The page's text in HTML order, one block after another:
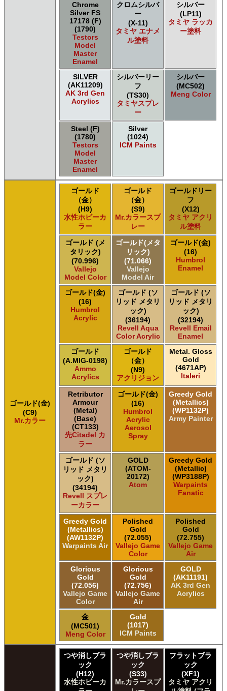
Chrome
Silver FS
17178 (F)
(1790)
Testors
Model
Master
Enamel
クロムシルバ
ー
(X-11)
タミヤ エナメ
ル塗料
シルバー
(LP11)
タミヤ ラッカ
ー塗料
SILVER
(AK11209)
AK 3rd Gen
Acrylics
シルバーリー
フ
(TS30)
タミヤスプレ
ー
シルバー
(MC502)
Meng Color
Steel (F)
(1780)
Testors
Model
Master
Enamel
Silver
(1024)
ICM Paints
ゴールド(金)
(C9)
Mr.カラー
ゴールド
（金）
(H9)
水性ホビーカ
ラー
ゴールド
（金）
(S9)
Mr.カラースプ
レー
ゴールドリー
フ
(X12)
タミヤ アクリ
ル塗料
ゴールド (メ
タリック)
(70.996)
Vallejo
Model Color
ゴールド(メタ
リック)
(71.066)
Vallejo
Model Air
ゴールド(金)
(16)
Humbrol
Enamel
ゴールド(金)
(16)
Humbrol
Acrylic
ゴールド (ソ
リッド メタリ
ック)
(36194)
Revell Aqua
Color Acrylic
ゴールド (ソ
リッド メタリ
ック)
(32194)
Revell Email
Enamel
ゴールド
(A.MIG-0198)
Ammo
Acrylics
ゴールド
（金）
(N9)
アクリジョン
Metal. Gloss
Gold
(4671AP)
Italeri
Retributor
Armour
(Metal)
(Base)
(CT133)
先Citadel カ
ラー
ゴールド(金)
(16)
Humbrol
Acrylic
Aerosol
Spray
Greedy Gold
(Metallics)
(WP1132P)
Army Painter
ゴールド (ソ
リッド メタリ
ック)
(34194)
Revell スプレ
ーカラー
GOLD
(ATOM-
20172)
Atom
Greedy Gold
(Metallic)
(WP3188P)
Warpaints
Fanatic
Greedy Gold
(Metallics)
(AW1132P)
Warpaints Air
Polished
Gold
(72.055)
Vallejo Game
Color
Polished
Gold
(72.755)
Vallejo Game
Air
Glorious
Gold
(72.056)
Vallejo Game
Color
Glorious
Gold
(72.756)
Vallejo Game
Air
GOLD
(AK11191)
AK 3rd Gen
Acrylics
金
(MC501)
Meng Color
Gold
(1017)
ICM Paints
つや消しブラ
ック
(H12)
水性ホビーカ
つや消しブラ
ック
(S33)
Mr.カラースプ
フラットブラ
ック
(XF1)
タミヤ アクリ